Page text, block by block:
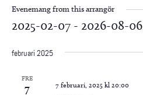
Evenemang from this arrangör
2025-02-07 - 2026-08-06
februari 2025
FRE
7 7 februari, 2025 kl 20:00